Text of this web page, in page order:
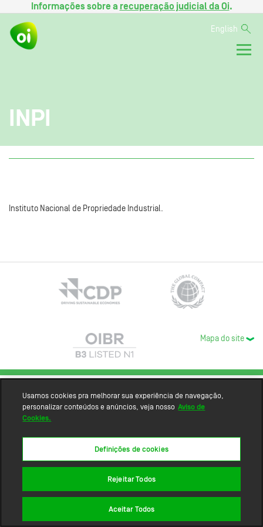
Informações sobre a recuperação judicial da Oi.
English
INPI
Instituto Nacional de Propriedade Industrial.
Mapa do site
Usamos cookies pra melhorar sua experiência de navegação,
personalizar conteúdos e anúncios, veja nosso Aviso de
Cookies.
Definições de cookies
Rejeitar Todos
Aceitar Todos